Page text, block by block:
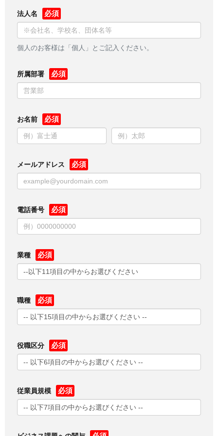
法人名
個人のお客様は「個人」とご記入ください。
所属部署
お名前
メールアドレス
電話番号
業種
職種
役職区分
従業員規模